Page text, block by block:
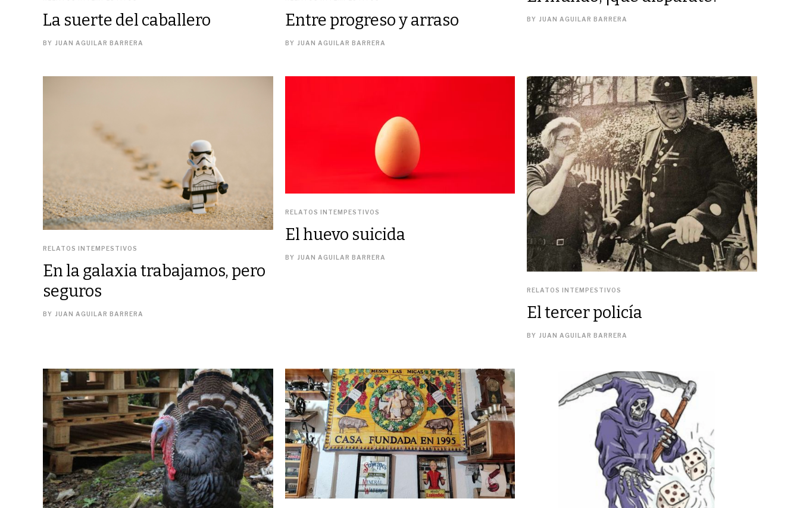
La suerte del caballero
BY JUAN AGUILAR BARRERA
Entre progreso y arraso
BY JUAN AGUILAR BARRERA
BY JUAN AGUILAR BARRERA
RELATOS INTEMPESTIVOS
En la galaxia trabajamos, pero
seguros
BY JUAN AGUILAR BARRERA
RELATOS INTEMPESTIVOS
El huevo suicida
BY JUAN AGUILAR BARRERA
RELATOS INTEMPESTIVOS
El tercer policía
BY JUAN AGUILAR BARRERA